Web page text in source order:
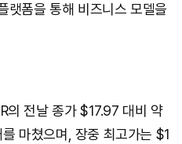
랫폼을 통해 비즈니스 모델을
의 전날 종가 $17.97 대비 약
마쳤으며, 장중 최고가는 $1